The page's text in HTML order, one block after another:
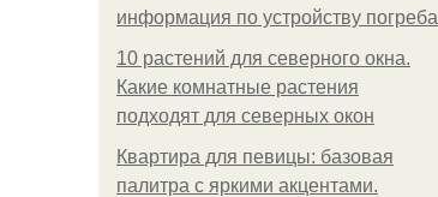
информация по устройству погреба
10 растений для северного окна.
Какие комнатные растения
подходят для северных окон
Квартира для певицы: базовая
палитра с яркими акцентами.